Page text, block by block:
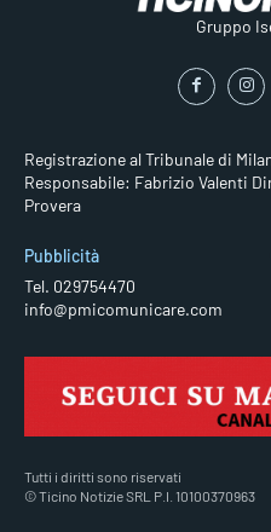
Gruppo
Registrazione al Tribunale di
Responsabile: Fabrizio Valenti
Provera
Pubblicità
Tel. 029754470
info@pmicomunicare.com
Tutti i diritti sono riservati
© Ticino Notizie SRL P.I. 10100370963